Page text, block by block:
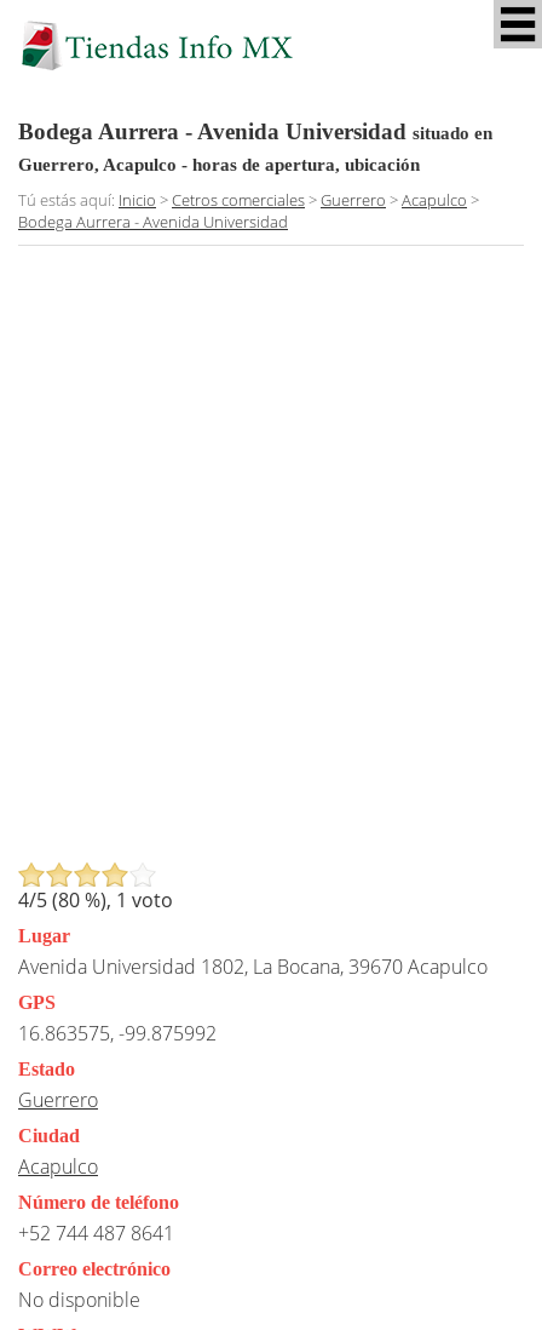
Bodega Aurrera - Avenida Universidad situado en
Guerrero, Acapulco - horas de apertura, ubicación
Tú estás aquí: Inicio >Cetros comerciales>Guerrero >Acapulco >
Bodega Aurrera - Avenida Universidad
4/5 (80%), 1 voto
Lugar
Avenida Universidad 1802, La Bocana, 39670 Acapulco
GPS
16.863575, -99.875992
Estado
Guerrero
Ciudad
Acapulco
Número de teléfono
+52 744 487 8641
Correo electrónico
No disponible